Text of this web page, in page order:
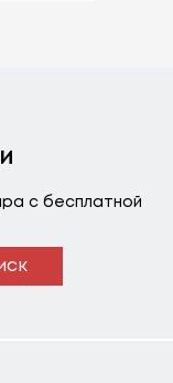
с бесплатной